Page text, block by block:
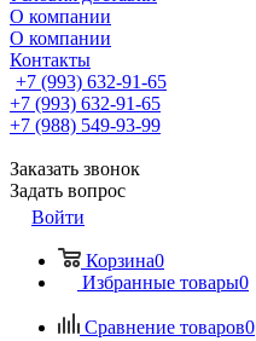
О компании
О компании
Контакты
+7 (993) 632-91-65
+7 (993) 632-91-65
+7 (988) 549-93-99
Заказать звонок
Задать вопрос
Войти
Корзина0
Избранные товары0
Сравнение товаров0